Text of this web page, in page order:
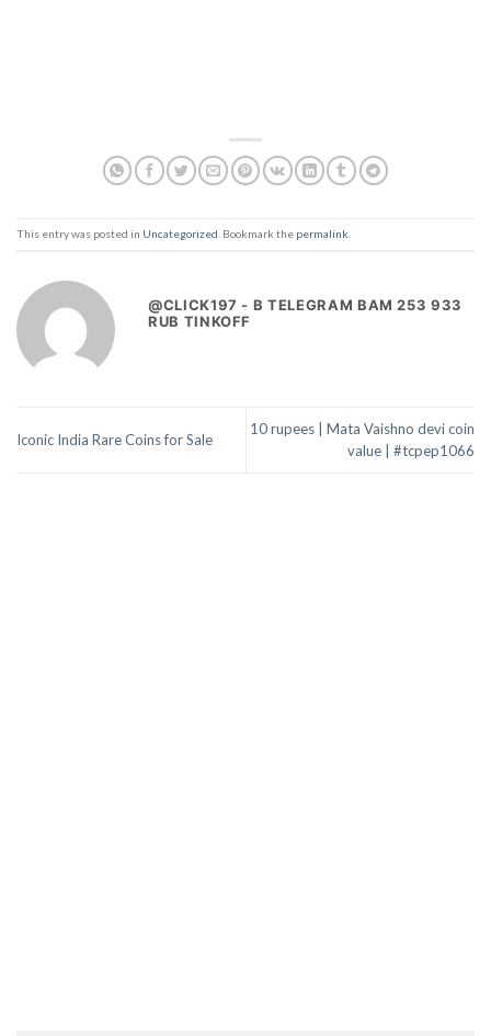
This entry was posted in Uncategorized . Bookmark the permalink
@CLICK197 - B TELEGRAM BAM 253 933
RUB TINKOFF
Iconic India Rare Coins for Sale
10 rupees | Mata Vaishno devi coin
value | #tcpep1066